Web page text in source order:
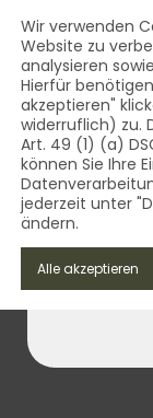
AUST
AUST
Wir verwenden
Website zu
analysieren
Hierfür
akzeptieren"
widerruflich) zu.
Art. 49 (1) (a)
können Sie Ihre
jederzeit unter
ändern.
Alle akzeptieren